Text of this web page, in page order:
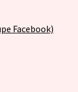
Facebook)